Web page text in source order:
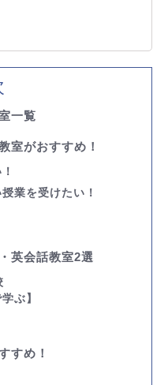
一覧
室がおすすめ！
業を受けたい！
英会話教室2選
ぶ】
すめ！